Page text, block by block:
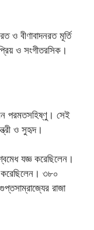
ও বীণাবাদনরত মূর্তি
ও সংগীতরসিক।
পরমতসহিষ্ণু। সেই
ও সুহৃদ।
যজ্ঞ করেছিলেন।
করেছিলেন। ৩৮০
রাজা